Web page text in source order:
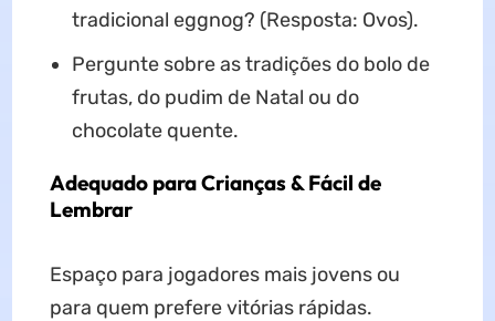
tradicional eggnog? (Resposta: Ovos).
Pergunte sobre as tradições do bolo de
frutas, do pudim de Natal ou do
chocolate quente.
Adequado para Crianças & Fácil de
Lembrar
Espaço para jogadores mais jovens ou
para quem prefere vitórias rápidas.